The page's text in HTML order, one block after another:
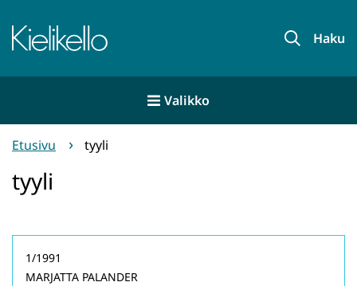
sisältöön
Etusivu Haku
Valikko
Etusivu tyyli
tyyli
1/1991
MARJATTA PALANDER